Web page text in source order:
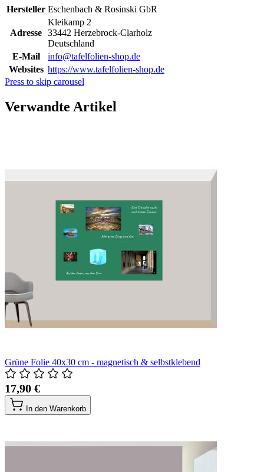
Hersteller Eschenbach & Rosinski GbR
Adresse
Kleikamp 2
33442 Herzebrock-Clarholz
Deutschland
E-Mail
info@tafelfolien-shop.de
Websites https://www.tafelfolien-shop.de
Press to skip carousel
Verwandte Artikel
Grüne Folie 40x30 cm - magnetisch & selbstklebend
17,90 €
In den Warenkorb